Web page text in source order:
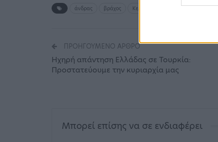
άνδρας βράχος Κερατέα
ΠΡΟΗΓΟΎΜΕΝΟ ΆΡΘΡΟ
Hχηρή απάντηση Ελλάδας σε Τουρκία:
Προστατεύουμε την κυριαρχία μας
Μπορεί επίσης να σε ενδιαφέρει